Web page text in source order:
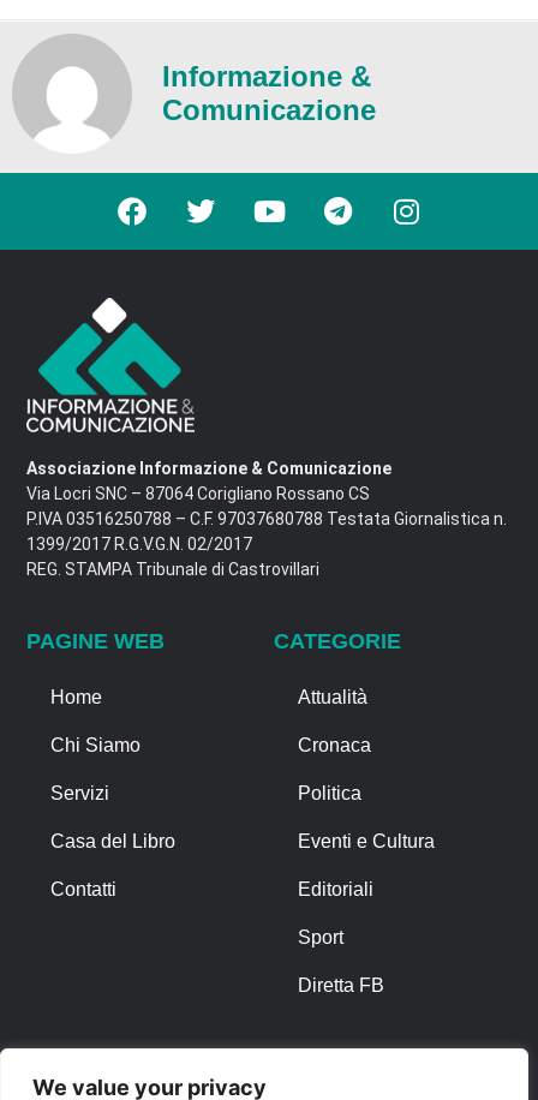
We value your privacy
Informazione &
Comunicazione
Associazione Informazione & Comunicazione
Via Locri SNC – 87064 Corigliano Rossano CS
P.IVA 03516250788 – C.F. 97037680788 Testata Giornalistica n.
1399/2017 R.G.V.G.N. 02/2017
REG. STAMPA Tribunale di Castrovillari
PAGINE WEB
Home
Chi Siamo
Servizi
Casa del Libro
Contatti
CATEGORIE
Attualità
Cronaca
Politica
Eventi e Cultura
Editoriali
Sport
Diretta FB